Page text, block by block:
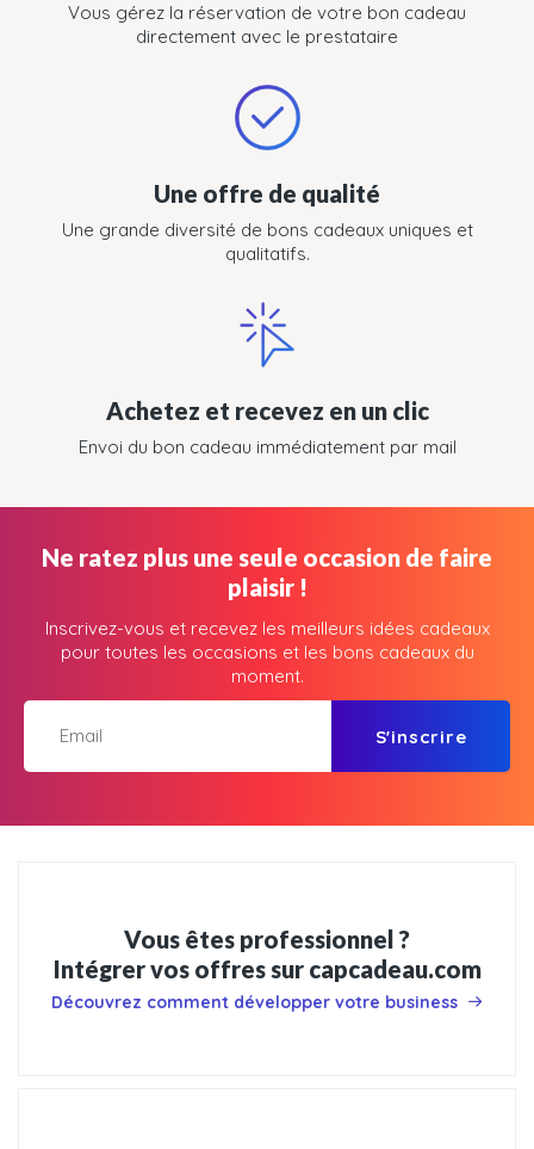
Vous gérez la réservation de votre bon cadeau
directement avec le prestataire
Une offre de qualité
Une grande diversité de bons cadeaux uniques et
qualitatifs.
Achetez et recevez en un clic
Envoi du bon cadeau immédiatement par mail
Ne ratez plus une seule occasion de faire
plaisir !
Inscrivez-vous et recevez les meilleurs idées cadeaux
pour toutes les occasions et les bons cadeaux du
moment.
S'inscrire
Vous êtes professionnel ?
Intégrer vos offres sur capcadeau.com
Découvrez comment développer votre business